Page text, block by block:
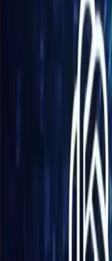
Dyrektor
zaangażowanie
zapewnić, że
Decyzja ta jest
usprawnić
zintegrować
opóźnienie
technicznymi i